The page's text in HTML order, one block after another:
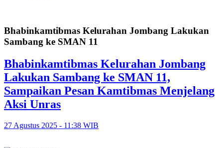
Bhabinkamtibmas Kelurahan Jombang Lakukan
Sambang ke SMAN 11
Bhabinkamtibmas Kelurahan Jombang
Lakukan Sambang ke SMAN 11,
Sampaikan Pesan Kamtibmas Menjelang
Aksi Unras
27 Agustus 2025 - 11:38 WIB